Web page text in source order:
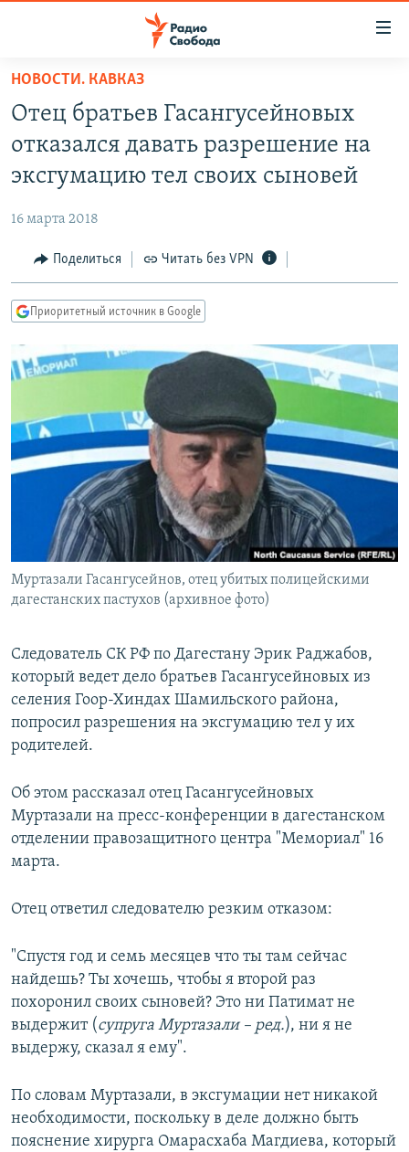
упрощенного
доступа
основному
Вернутся
Вернутся
поиску
ПРОГРАММЫ
ПОДКАСТЫ
МНЕНИЯ
КУЛЬТУРА
КАВКАЗ.РЕАЛИИ
СЕВЕР.РЕАЛИИ
РАСПИСАНИЕ ВЕЩАНИЯ
ПОДПИШИТЕСЬ НА РАССЫЛКУ
СОЦИАЛЬНЫЕ СЕТИ
НОВОСТИ. КАВКАЗ
Отец братьев Гасангусейновых
отказался давать разрешение на
эксгумацию тел своих сыновей
16 марта 2018
Поделиться Читать без VPN
Приоритетный источник в Google
Муртазали Гасангусейнов, отец убитых полицейскими
дагестанских пастухов (архивное фото)
Следователь СК РФ по Дагестану Эрик Раджабов,
который ведет дело братьев Гасангусейновых из
селения Гоор-Хиндах Шамильского района,
попросил разрешения на эксгумацию тел у их
родителей.
Об этом рассказал отец Гасангусейновых
Муртазали на пресс-конференции в дагестанском
отделении правозащитного центра "Мемориал" 16
марта.
Отец ответил следователю резким отказом:
"Спустя год и семь месяцев что ты там сейчас
найдешь? Ты хочешь, чтобы я второй раз
похоронил своих сыновей? Это ни Патимат не
выдержит (супруга Муртазали – ред.), ни я не
выдержу, сказал я ему".
По словам Муртазали, в эксгумации нет никакой
необходимости, поскольку в деле должно быть
пояснение хирурга Омарасхаба Магдиева, который